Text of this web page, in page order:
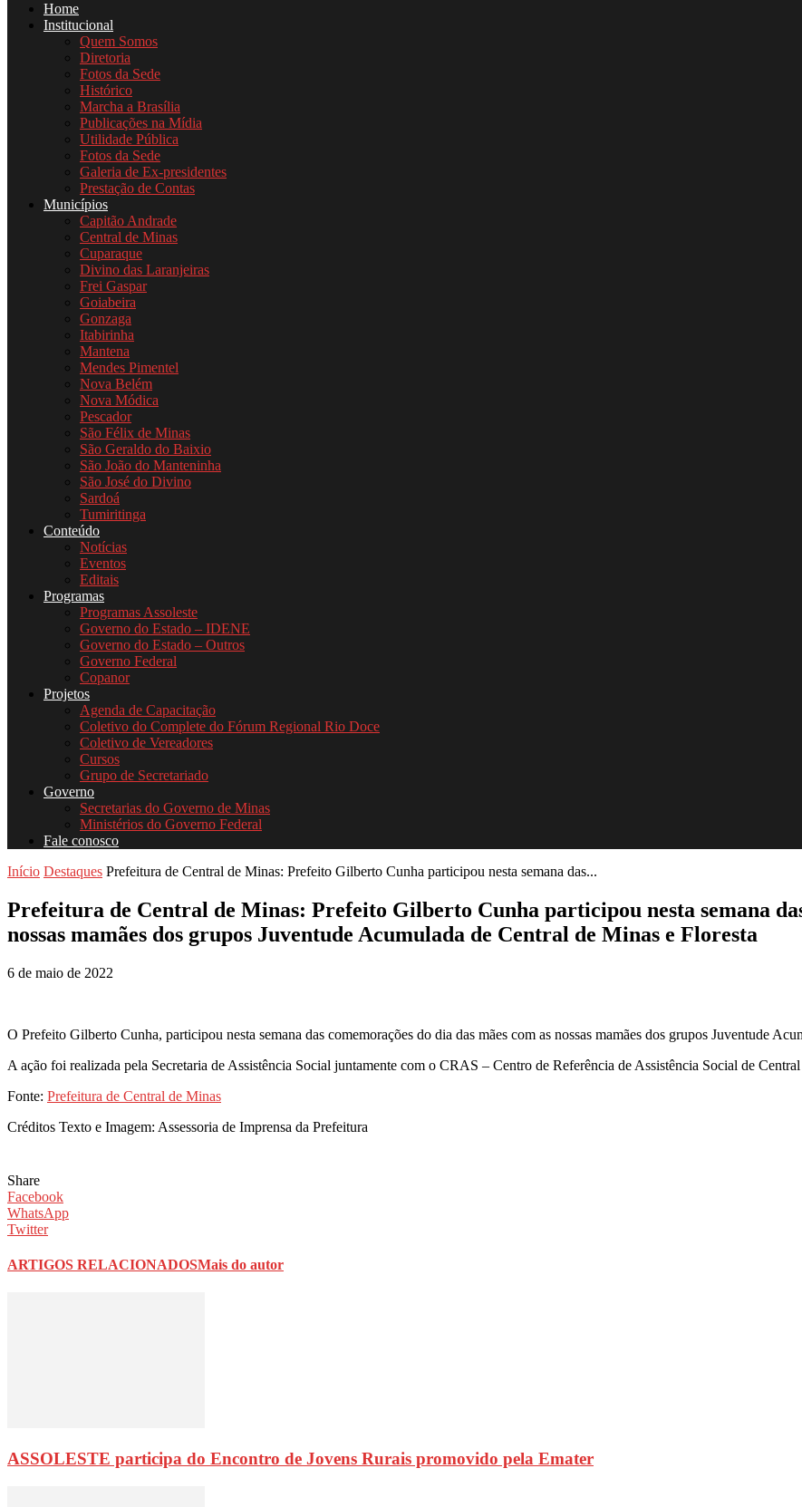
Home
Institucional
Quem Somos
Diretoria
Fotos da Sede
Histórico
Marcha a Brasília
Publicações na Mídia
Utilidade Pública
Fotos da Sede
Galeria de Ex-presidentes
Prestação de Contas
Municípios
Capitão Andrade
Central de Minas
Cuparaque
Divino das Laranjeiras
Frei Gaspar
Goiabeira
Gonzaga
Itabirinha
Mantena
Mendes Pimentel
Nova Belém
Nova Módica
Pescador
São Félix de Minas
São Geraldo do Baixio
São João do Manteninha
São José do Divino
Sardoá
Tumiritinga
Conteúdo
Notícias
Eventos
Editais
Programas
Programas Assoleste
Governo do Estado – IDENE
Governo do Estado – Outros
Governo Federal
Copanor
Projetos
Agenda de Capacitação
Coletivo do Complete do Fórum Regional Rio Doce
Coletivo de Vereadores
Cursos
Grupo de Secretariado
Governo
Secretarias do Governo de Minas
Ministérios do Governo Federal
Fale conosco
Início Destaques Prefeitura de Central de Minas: Prefeito Gilberto Cunha participou nesta semana das...
Prefeitura de Central de Minas: Prefeito Gilberto Cunha participou nesta semana
nossas mamães dos grupos Juventude Acumulada de Central de Minas e Floresta
6 de maio de 2022
O Prefeito Gilberto Cunha, participou nesta semana das comemorações do dia das mães com as nossas mamães dos grupos Juventude
A ação foi realizada pela Secretaria de Assistência Social juntamente com o CRAS – Centro de Referência de Assistência Social de
Fonte: Prefeitura de Central de Minas
Créditos Texto e Imagem: Assessoria de Imprensa da Prefeitura
Share
Facebook
WhatsApp
Twitter
ARTIGOS RELACIONADOSMais do autor
ASSOLESTE participa do Encontro de Jovens Rurais promovido pela Emater